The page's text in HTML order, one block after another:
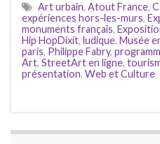
Art urbain, Atout France,
expériences hors-les-murs,
monuments français,
Hip HopDixit, ludique, Musée
paris, Philippe Fabry,
Art, StreetArt en ligne,
présentation, Web et Culture